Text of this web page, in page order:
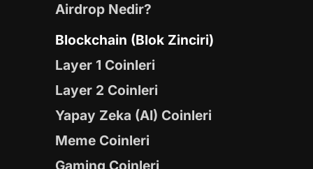
Airdrop Nedir?
Blockchain (Blok Zinciri)
Layer 1 Coinleri
Layer 2 Coinleri
Yapay Zeka (AI) Coinleri
Meme Coinleri
Gaming Coinleri